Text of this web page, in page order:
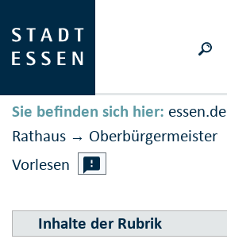
Sie befinden sich hier: essen.de
Rathaus → Ober­bürger­meister
Vorlesen
Inhalte der Rubrik